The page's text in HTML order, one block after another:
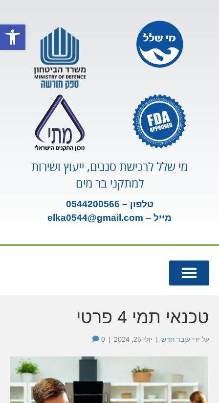
פתח
מי שלל לרכישת סננים, ייעוץ ושירות
למתקני בר מים
טלפון – 0544200566
מייל –
elka0544@gmail.com
טכנאי תמי 4 פרטי
על ידי עובד חדש | יולי 25, 2024 |
0